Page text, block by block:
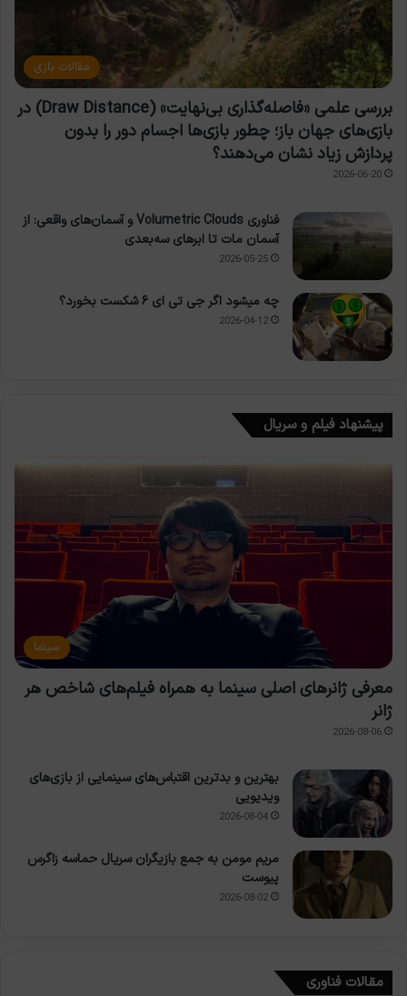
مقالات بازی
بررسی علمی «فاصله‌گذاری بی‌نهایت» (Draw Distance) در
بازی‌های جهان باز؛ چطور بازی‌ها اجسام دور را بدون
پردازش زیاد نشان می‌دهند؟
2026-06-20
فناوری Volumetric Clouds و آسمان‌های واقعی: از
آسمان مات تا ابرهای سه‌بعدی
2026-05-25
چه میشود اگر جی تی ای ۶ شکست بخورد؟
2026-04-12
پیشنهاد فیلم و سریال
سینما
معرفی ژانرهای اصلی سینما به همراه فیلم‌های شاخص هر
ژانر
2026-08-06
بهترین و بدترین اقتباس‌های سینمایی از بازی‌های
ویدیویی
2026-08-04
مریم مومن به جمع بازیگران سریال حماسه زاگرس
پیوست
2026-08-02
مقالات فناوری